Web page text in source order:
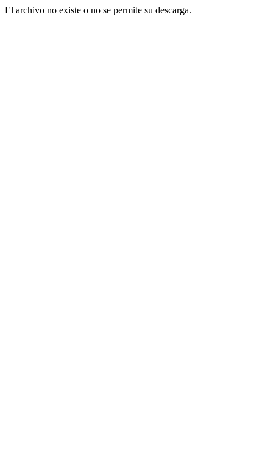
El archivo no existe o no se permite su descarga.